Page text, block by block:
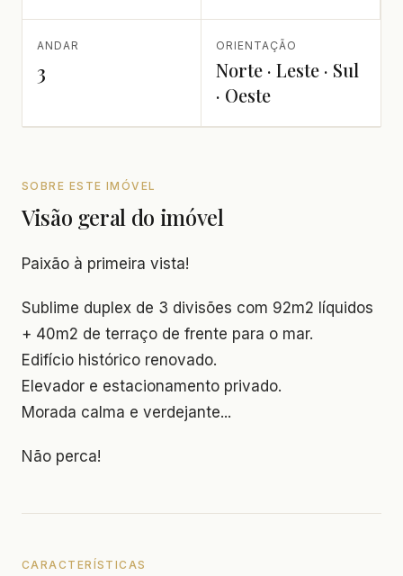
ANDAR
3
ORIENTAÇÃO
Norte · Leste · Sul
· Oeste
SOBRE ESTE IMÓVEL
Visão geral do imóvel
Paixão à primeira vista!
Sublime duplex de 3 divisões com 92m2 líquidos
+ 40m2 de terraço de frente para o mar.
Edifício histórico renovado.
Elevador e estacionamento privado.
Morada calma e verdejante...
Não perca!
CARACTERÍSTICAS